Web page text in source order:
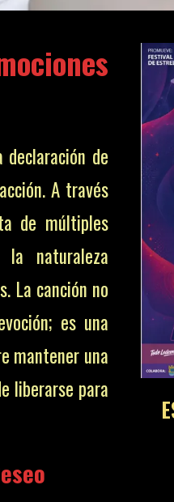
declaración de
A través
de múltiples
la naturaleza
La canción no
es una
mantener una
liberarse para